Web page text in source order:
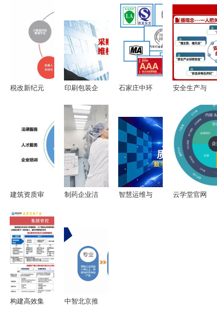
税改新纪元
永2018年
度中国企业
高级税务管
察
印刷包装企
行，管理更
轻松的时代
即将开启
石家庄中环
询 助企业
扬帆起航的
参谋者
安全生产与
企业干部管
理培训的关
键路径
建筑资质审
期详解
制药企业洁
统性管理方
案
智慧运维与
云学堂官网
构建高效集
中智北京推